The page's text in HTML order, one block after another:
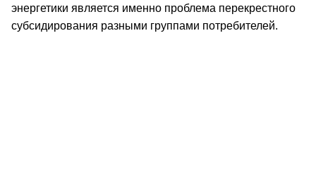
энергетики является именно проблема перекрестного
субсидирования разными группами потребителей.